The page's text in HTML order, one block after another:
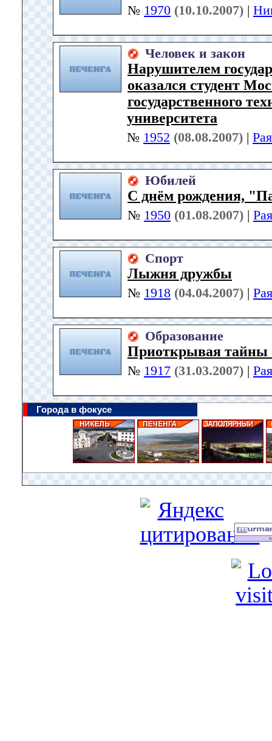
№ 1970 (10.10.2007) |
Человек и закон
Нарушителем
оказался студент
государственного
университета
№ 1952 (08.08.2007) |
Юбилей
С днём рождения,
№ 1950 (01.08.2007) |
Спорт
Лыжня дружбы
№ 1918 (04.04.2007) |
Образование
Приоткрывая тайны
№ 1917 (31.03.2007) |
Города в фокусе